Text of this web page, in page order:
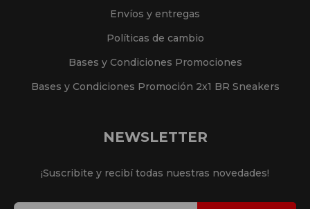
Envíos y entregas
Políticas de cambio
Bases y Condiciones Promociones
Bases y Condiciones Promoción 2x1 BR Sneakers
NEWSLETTER
¡Suscribite y recibí todas nuestras novedades!